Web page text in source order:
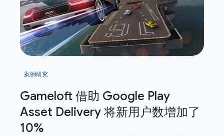
案例研究
Gameloft 借助 Google Play
Asset Delivery 将新用户数增加了
10%